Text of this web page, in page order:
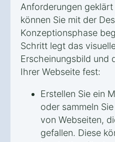
Anforderungen geklärt
können Sie mit der
Konzeptionsphase
Schritt legt das
Erscheinungsbild und
Ihrer Webseite fest:
Erstellen Sie ein
oder sammeln
von Webseiten,
gefallen. Diese